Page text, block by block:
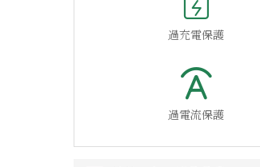
過充電保護
過電流保護